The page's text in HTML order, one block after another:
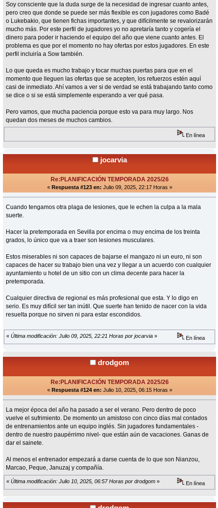
Soy consciente que la duda surge de la necesidad de ingresar cuanto antes,
pero creo que donde se puede ser más flexible es con jugadores como Badé
o Lukebakio, que tienen fichas importantes, y que difícilmente se revalorizarán
mucho más. Por este perfil de jugadores yo no apretaría tanto y cogería el
dinero para poder ir haciendo el equipo del año que viene cuanto antes. El
problema es que por el momento no hay ofertas por estos jugadores. En este
perfil incluiría a Sow también.
Lo que queda es mucho trabajo y tocar muchas puertas para que en el
momento que lleguen las ofertas que se acepten, los refuerzos estén aquí
casi de inmediato. Ahí vamos a ver si de verdad se está trabajando tanto como
se dice o si se está simplemente esperando a ver qué pasa.
Pero vamos, que mucha paciencia porque esto va para muy largo. Nos
quedan dos meses de muchos cambios.
En línea
jocarvia
Re:PLANIFICACIÓN TEMPORADA 2025/26
« Respuesta #123 en: Julio 09, 2025, 22:17 Horas »
Cuando tengamos otra plaga de lesiones, que le echen la culpa a la mala
suerte.
Hacer la pretemporada en Sevilla por encima o muy encima de los treinta
grados, lo único que va a traer son lesiones musculares.
Estos miserables ni son capaces de bajarse el mangazo ni un euro, ni son
capaces de hacer su trabajo bien una vez y llegar a un acuerdo con cualquier
ayuntamiento u hotel de un sitio con un clima decente para hacer la
pretemporada.
Cualquier directiva de regional es más profesional que esta. Y lo digo en
serio. Es muy difícil ser tan inútil. Que suerte han tenido de nacer con la vida
resuelta porque no sirven ni para estar escondidos.
« Última modificación: Julio 09, 2025, 22:21 Horas por jocarvia » En línea
drodgom
Re:PLANIFICACIÓN TEMPORADA 2025/26
« Respuesta #124 en: Julio 10, 2025, 06:15 Horas »
La mejor época del año ha pasado a ser el verano. Pero dentro de poco
vuelve el sufrimiento. De momento un amistoso con cinco días mal contados
de entrenamientos ante un equipo inglés. Sin jugadores fundamentales -
dentro de nuestro paupérrimo nivel- que están aún de vacaciones. Ganas de
dar el sainete.
Al menos el entrenador empezará a darse cuenta de lo que son Nianzou,
Marcao, Peque, Januzaj y compañía.
« Última modificación: Julio 10, 2025, 06:57 Horas por drodgom » En línea